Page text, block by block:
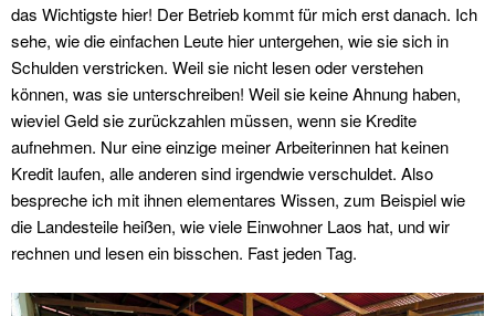
das Wichtigste hier! Der Betrieb kommt für mich erst danach. Ich
sehe, wie die einfachen Leute hier untergehen, wie sie sich in
Schulden verstricken. Weil sie nicht lesen oder verstehen
können, was sie unterschreiben! Weil sie keine Ahnung haben,
wieviel Geld sie zurückzahlen müssen, wenn sie Kredite
aufnehmen. Nur eine einzige meiner Arbeiterinnen hat keinen
Kredit laufen, alle anderen sind irgendwie verschuldet. Also
bespreche ich mit ihnen elementares Wissen, zum Beispiel wie
die Landesteile heißen, wie viele Einwohner Laos hat, und wir
rechnen und lesen ein bisschen. Fast jeden Tag.